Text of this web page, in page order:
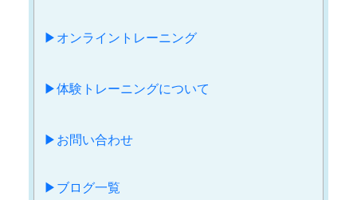
▶︎オンライントレーニング
▶︎体験トレーニングについて
▶︎お問い合わせ
▶︎ブログ一覧